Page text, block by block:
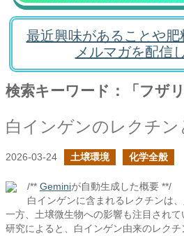
最近興味があることや
メルマガを配信
検索キーワード：「フザリ
白インゲンのレクチン
2026-03-24 土壌環境 化学全般
/** Geminiが自動生成した概要 **/
白インゲンに含まれるレクチンは
一方、土壌微生物への影響も注目され
研究によると、白インゲン由来のレク